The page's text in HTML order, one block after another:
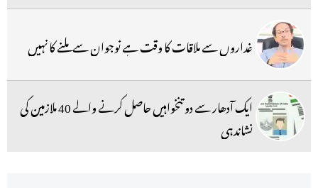
غداروں سے ملاقات کا وقت ہے نوجوان سے ملنے کا نہیں
ایک آدھار سے دو تنخواہیں حاصل کرنے والے 40 ملازمین کی
نشاندہی